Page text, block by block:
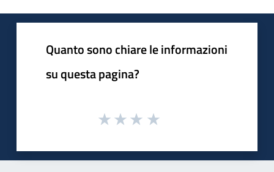
Quanto sono chiare le informazioni
su questa pagina?